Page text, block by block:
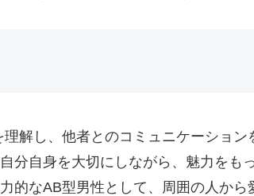
解し、他者とのコミュニケーショ
分自身を大切にしながら、魅力をも
的なAB型男性として、周囲の人から